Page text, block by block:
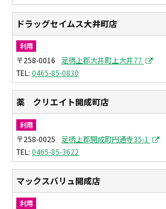
ドラッグセイムス大井町店
利用
〒258-0016
足柄上郡大井町上大井77
0465-85-0830
薬 クリエイト開成町店
利用
〒258-0025
足柄上郡開成町円通寺35-1
0465-85-3622
マックスバリュ開成店
利用